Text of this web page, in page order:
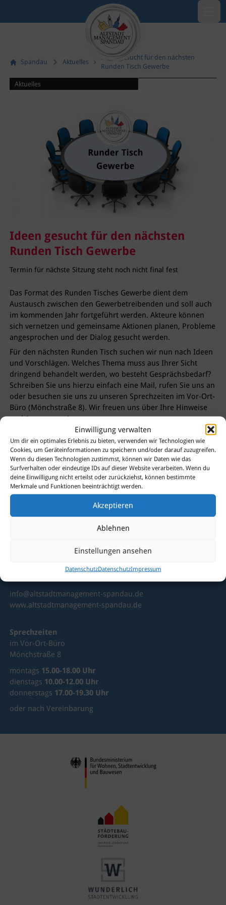
Einwilligung verwalten
Um dir ein optimales Erlebnis zu bieten, verwenden wir Technologien wie
Cookies, um Geräteinformationen zu speichern und/oder darauf zuzugreifen.
Wenn du diesen Technologien zustimmst, können wir Daten wie das
Surfverhalten oder eindeutige IDs auf dieser Website verarbeiten. Wenn du
deine Einwilligung nicht erteilst oder zurückziehst, können bestimmte
Merkmale und Funktionen beeinträchtigt werden.
Akzeptieren
Ablehnen
Einstellungen ansehen
DatenschutzDatenschutzImpressum
Spandau Aktuelles
Ideen gesucht für den nächsten
Runden Tisch Gewerbe
Aktuelles
Ideen gesucht für den nächsten
Runden Tisch Gewerbe
Termin für nächste Sitzung steht noch nicht final fest
Das Format des Runden Tisches Gewerbe dient dem
Austausch zwischen den Gewerbetreibenden und soll auch
im kommenden Jahr fortgeführt werden. Akteure können
sich vernetzen und gemeinsame Aktionen planen, Probleme
angesprochen und der Dialog gesucht werden.
Für den nächsten Runden Tisch suchen wir nun nach Ideen
und Vorschlägen. Welches Thema muss aus Ihrer Sicht
dringend behandelt werden, wo besteht Gesprächsbedarf?
Schreiben Sie uns hierzu einfach eine Mail, rufen Sie uns an
oder besuchen sie uns zu unseren Sprechzeiten im Vor-Ort-
Büro (Mönchstraße 8). Wir freuen uns über Ihre Hinweise
und Anregungen!
Sie haben Fragen?
Dann kontaktieren Sie uns
gerne!
info@altstadtmanagement-spandau.de
www.altstadtmanagement-spandau.de
Sprechzeiten
im Vor-Ort-Büro
Mönchstraße 8
montags 15.00-18.00 Uhr
dienstags 10.00-12.00 Uhr
donnerstags 17.00-19.30 Uhr
oder nach Vereinbarung